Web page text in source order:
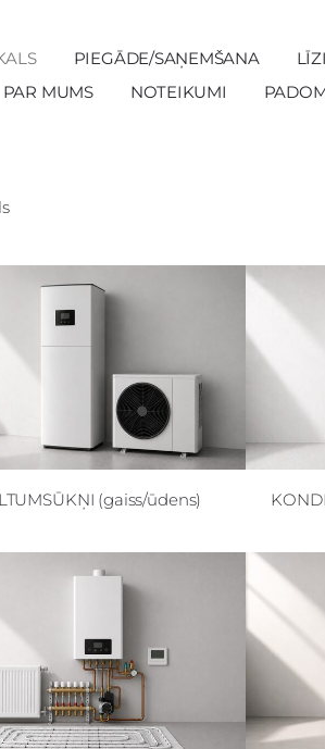
PIEGĀDE/SAŅEMŠANA
PAR MUMS
NOTEIKUMI
(gaiss/ūdens)